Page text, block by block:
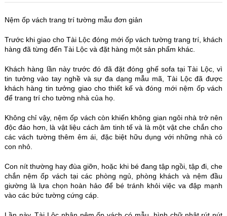
Nệm ốp vách trang trí tường mẫu đơn giản
Trước khi giao cho Tài Lộc đóng mới ốp vách tường trang trí, khách
hàng đã từng đến Tài Lộc và đặt hàng một sản phẩm khác.
Khách hàng lần này trước đó đã đặt đóng ghế sofa tại Tài Lộc, vì
tin tưởng vào tay nghề và sự đa dạng mẫu mã, Tài Lộc đã được
khách hàng tin tưởng giao cho thiết kế và đóng mới nệm ốp vách
để trang trí cho tường nhà của họ.
Không chỉ vậy, nệm ốp vách còn khiến không gian ngôi nhà trở nên
độc đáo hơn, là vật liệu cách âm tinh tế và là một vật che chắn cho
các vách tường thêm êm ái, đặc biệt hữu dụng với những nhà có
con nhỏ.
Con nít thường hay đùa giỡn, hoặc khi bé đang tập ngồi, tập đi, che
chắn nệm ốp vách tại các phòng ngủ, phòng khách và nệm đầu
giường là lựa chọn hoàn hảo để bé tránh khỏi việc va đập mạnh
vào các bức tường cứng cáp.